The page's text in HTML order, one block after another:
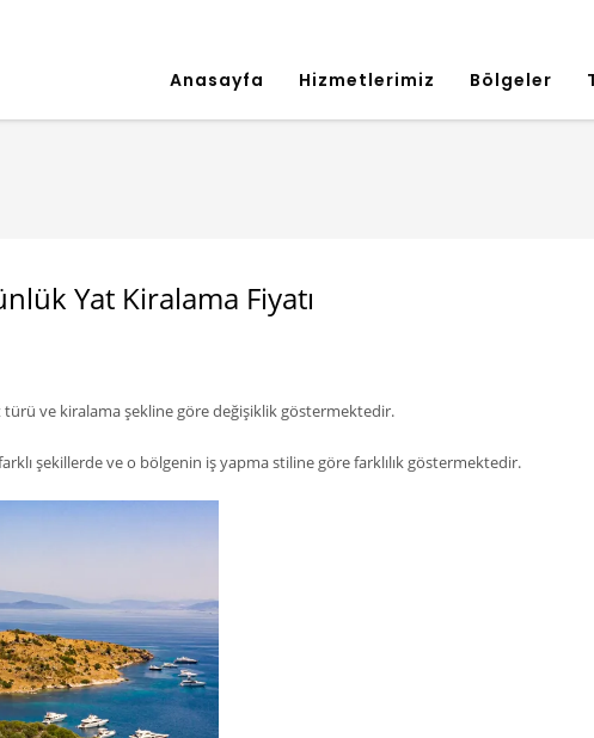
Anasayfa Hizmetlerimiz Bölgeler
Yat Kiralama Fiyatı
türü ve kiralama şekline göre değişiklik göstermektedir.
şekillerde ve o bölgenin iş yapma stiline göre farklılık göstermektedir.